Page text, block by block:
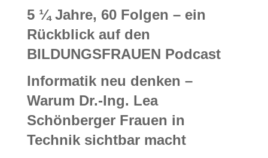
5 ¼ Jahre, 60 Folgen – ein
Rückblick auf den
BILDUNGSFRAUEN Podcast
Informatik neu denken –
Warum Dr.-Ing. Lea
Schönberger Frauen in
Technik sichtbar macht